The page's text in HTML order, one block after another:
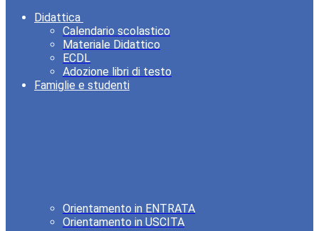
Didattica
Calendario scolastico
Materiale Didattico
ECDL
Adozione libri di testo
Famiglie e studenti
Orientamento in ENTRATA
Orientamento in USCITA